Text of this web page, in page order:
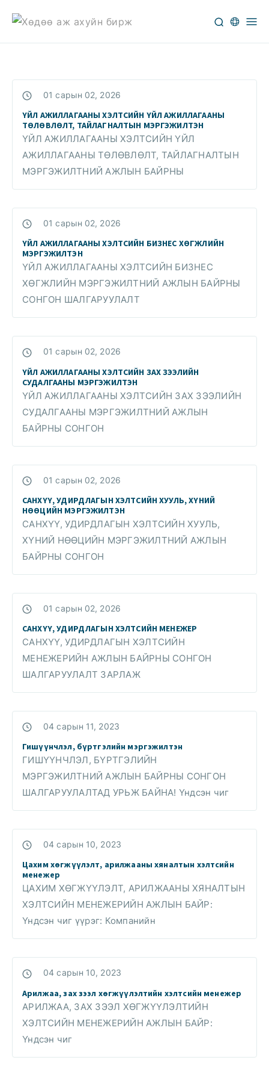
01 сарын 02, 2026
ҮЙЛ АЖИЛЛАГААНЫ ХЭЛТСИЙН ҮЙЛ АЖИЛЛАГААНЫ
ТӨЛӨВЛӨЛТ, ТАЙЛАГНАЛТЫН МЭРГЭЖИЛТЭН
ҮЙЛ АЖИЛЛАГААНЫ ХЭЛТСИЙН ҮЙЛ
АЖИЛЛАГААНЫ ТӨЛӨВЛӨЛТ, ТАЙЛАГНАЛТЫН
МЭРГЭЖИЛТНИЙ АЖЛЫН БАЙРНЫ
01 сарын 02, 2026
ҮЙЛ АЖИЛЛАГААНЫ ХЭЛТСИЙН БИЗНЕС ХӨГЖЛИЙН
МЭРГЭЖИЛТЭН
ҮЙЛ АЖИЛЛАГААНЫ ХЭЛТСИЙН БИЗНЕС
ХӨГЖЛИЙН МЭРГЭЖИЛТНИЙ АЖЛЫН БАЙРНЫ
СОНГОН ШАЛГАРУУЛАЛТ
01 сарын 02, 2026
ҮЙЛ АЖИЛЛАГААНЫ ХЭЛТСИЙН ЗАХ ЗЭЭЛИЙН
СУДАЛГААНЫ МЭРГЭЖИЛТЭН
ҮЙЛ АЖИЛЛАГААНЫ ХЭЛТСИЙН ЗАХ ЗЭЭЛИЙН
СУДАЛГААНЫ МЭРГЭЖИЛТНИЙ АЖЛЫН
БАЙРНЫ СОНГОН
01 сарын 02, 2026
САНХҮҮ, УДИРДЛАГЫН ХЭЛТСИЙН ХУУЛЬ, ХҮНИЙ
НӨӨЦИЙН МЭРГЭЖИЛТЭН
САНХҮҮ, УДИРДЛАГЫН ХЭЛТСИЙН ХУУЛЬ,
ХҮНИЙ НӨӨЦИЙН МЭРГЭЖИЛТНИЙ АЖЛЫН
БАЙРНЫ СОНГОН
01 сарын 02, 2026
САНХҮҮ, УДИРДЛАГЫН ХЭЛТСИЙН МЕНЕЖЕР
САНХҮҮ, УДИРДЛАГЫН ХЭЛТСИЙН
МЕНЕЖЕРИЙН АЖЛЫН БАЙРНЫ СОНГОН
ШАЛГАРУУЛАЛТ ЗАРЛАЖ
04 сарын 11, 2023
Гишүүнчлэл, бүртгэлийн мэргэжилтэн
ГИШҮҮНЧЛЭЛ, БҮРТГЭЛИЙН
МЭРГЭЖИЛТНИЙ АЖЛЫН БАЙРНЫ СОНГОН
ШАЛГАРУУЛАЛТАД УРЬЖ БАЙНА! Үндсэн чиг
04 сарын 10, 2023
Цахим хөгжүүлэлт, арилжааны хяналтын хэлтсийн
менежер
ЦАХИМ ХӨГЖҮҮЛЭЛТ, АРИЛЖААНЫ ХЯНАЛТЫН
ХЭЛТСИЙН МЕНЕЖЕРИЙН АЖЛЫН БАЙР:
Үндсэн чиг үүрэг: Компанийн
04 сарын 10, 2023
Арилжаа, зах зээл хөгжүүлэлтийн хэлтсийн менежер
АРИЛЖАА, ЗАХ ЗЭЭЛ ХӨГЖҮҮЛЭЛТИЙН
ХЭЛТСИЙН МЕНЕЖЕРИЙН АЖЛЫН БАЙР:
Үндсэн чиг